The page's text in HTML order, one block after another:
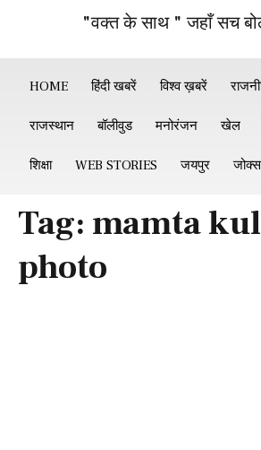
"वक्त के साथ " जहाँ सच
HOME हिंदी खबरें विश्व ख़बरें
राजस्थान बॉलीवुड मनोरंजन खेल
शिक्षा WEB STORIES जयपुर जोक्स
Tag: mamta
photo